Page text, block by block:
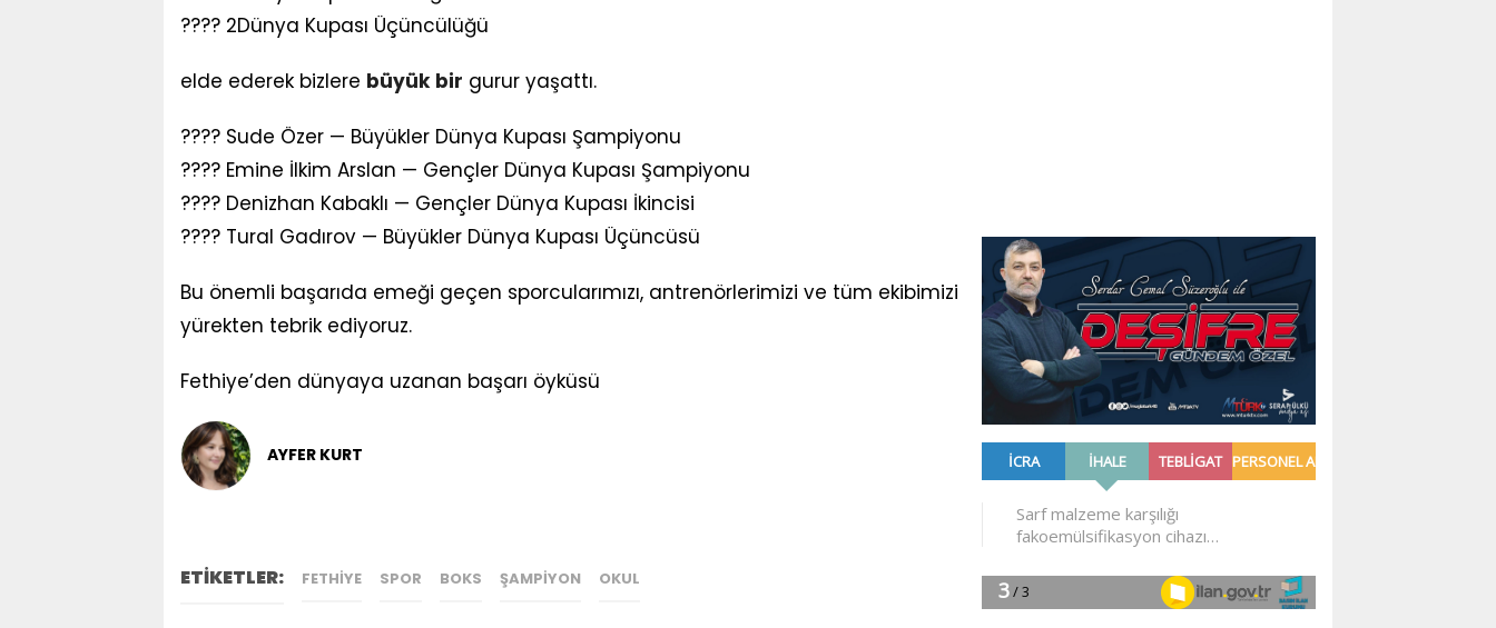
???? 2Dünya Kupası Üçüncülüğü
elde ederek bizlere büyük bir gurur yaşattı.
???? Sude Özer — Büyükler Dünya Kupası Şampiyonu
???? Emine İlkim Arslan — Gençler Dünya Kupası Şampiyonu
???? Denizhan Kabaklı — Gençler Dünya Kupası İkincisi
???? Tural Gadırov — Büyükler Dünya Kupası Üçüncüsü
Bu önemli başarıda emeği geçen sporcularımızı, antrenörlerimizi ve tüm ekibimizi
yürekten tebrik ediyoruz.
Fethiye’den dünyaya uzanan başarı öyküsü
AYFER KURT
ETİKETLER: FETHIYE SPOR BOKS ŞAMPIYON OKUL